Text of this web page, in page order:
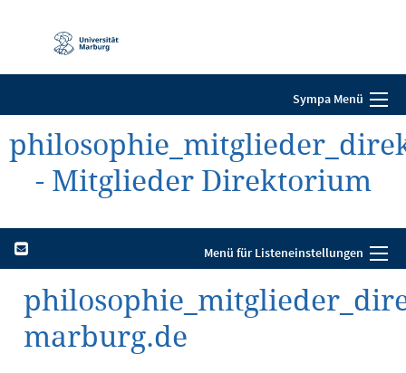
Navigation
Sympa Menü
- Mitglieder Direktorium
Menü für Listeneinstellungen
marburg.de